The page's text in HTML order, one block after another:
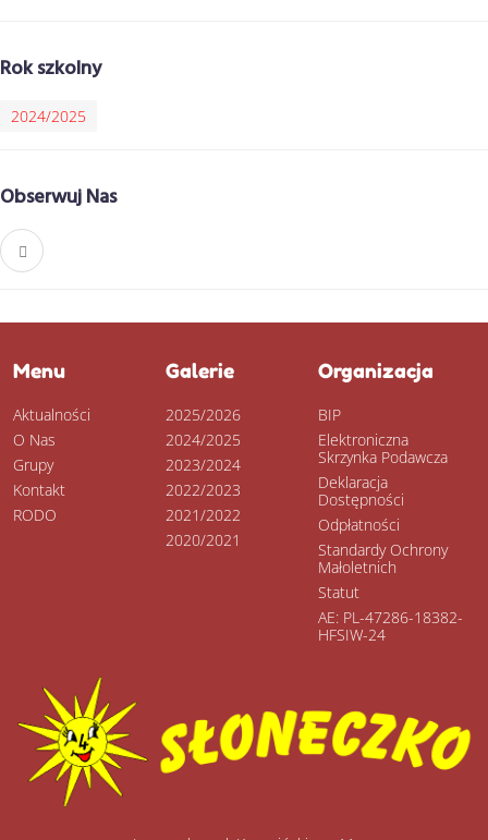
Rok szkolny
2024/2025
Obserwuj Nas
Menu
Aktualności
O Nas
Grupy
Kontakt
RODO
Galerie
2025/2026
2024/2025
2023/2024
2022/2023
2021/2022
2020/2021
Organizacja
BIP
Elektroniczna
Skrzynka Podawcza
Deklaracja
Dostępności
Odpłatności
Standardy Ochrony
Małoletnich
Statut
AE: PL-47286-18382-
HFSIW-24